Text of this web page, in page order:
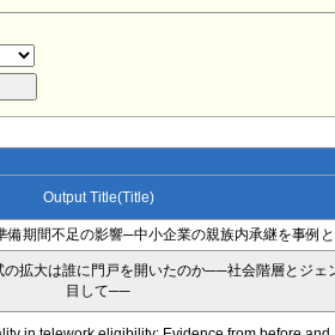
Output Title(Title)
備期間不足の影響─中小企業の親族内承継を事例
の拡大は誰に門戸を開いたのか──社会階層とジェ
目して──